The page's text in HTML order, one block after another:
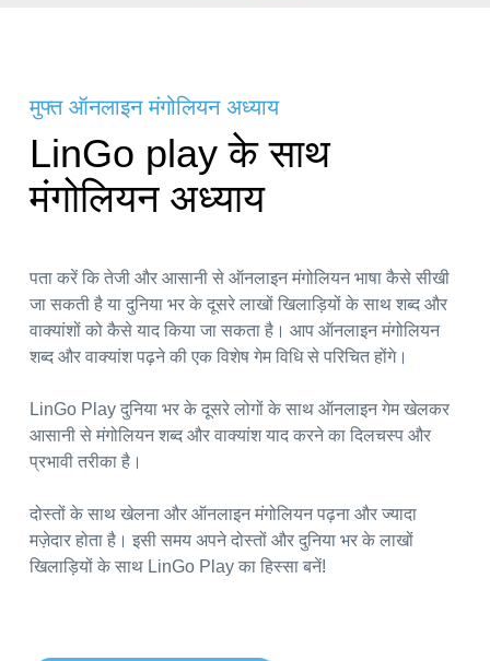
मुफ्त ऑनलाइन मंगोलियन अध्याय
LinGo play के साथ
मंगोलियन अध्याय
पता करें कि तेजी और आसानी से ऑनलाइन मंगोलियन भाषा कैसे सीखी
जा सकती है या दुनिया भर के दूसरे लाखों खिलाड़ियों के साथ शब्द और
वाक्यांशों को कैसे याद किया जा सकता है। आप ऑनलाइन मंगोलियन
शब्द और वाक्यांश पढ़ने की एक विशेष गेम विधि से परिचित होंगे।
LinGo Play दुनिया भर के दूसरे लोगों के साथ ऑनलाइन गेम खेलकर
आसानी से मंगोलियन शब्द और वाक्यांश याद करने का दिलचस्प और
प्रभावी तरीका है।
दोस्तों के साथ खेलना और ऑनलाइन मंगोलियन पढ़ना और ज्यादा
मज़ेदार होता है। इसी समय अपने दोस्तों और दुनिया भर के लाखों
खिलाड़ियों के साथ LinGo Play का हिस्सा बनें!